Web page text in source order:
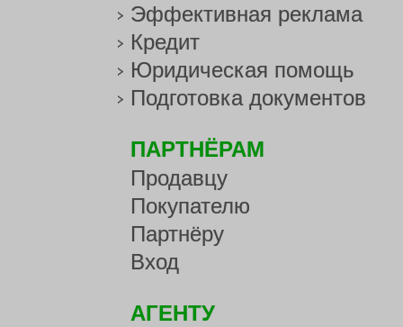
Эффективная реклама
Кредит
Юридическая помощь
Подготовка документов
ПАРТНЁРАМ
Продавцу
Покупателю
Партнёру
Вход
АГЕНТУ